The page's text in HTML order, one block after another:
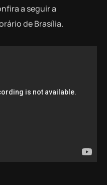
a seguir a
de Brasília.